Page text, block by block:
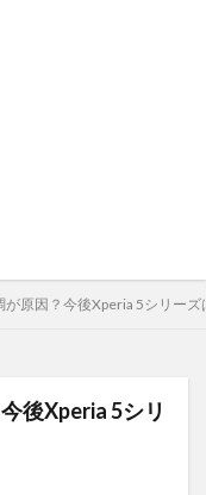
原因？今後Xperia 5シリーズ
後Xperia 5シリ